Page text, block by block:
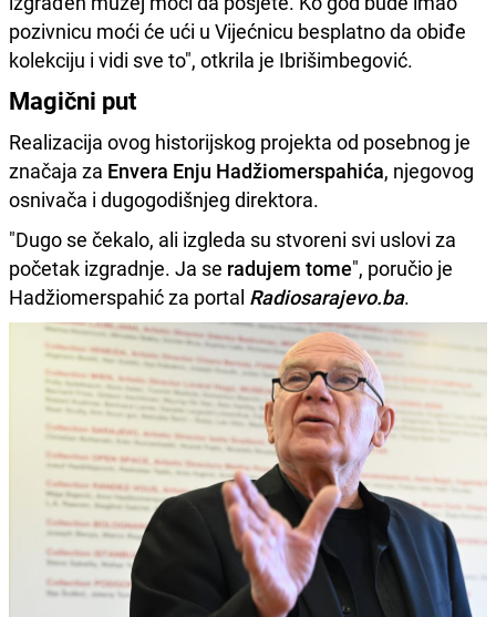
pozivnicu moći će ući u Vijećnicu besplatno da obiđe
kolekciju i vidi sve to", otkrila je Ibrišimbegović.
Magični put
Realizacija ovog historijskog projekta od posebnog je
značaja za Envera Enju Hadžiomerspahića, njegovog
osnivača i dugogodišnjeg direktora.
"Dugo se čekalo, ali izgleda su stvoreni svi uslovi za
početak izgradnje. Ja se radujem tome", poručio je
Hadžiomerspahić za portal Radiosarajevo.ba.